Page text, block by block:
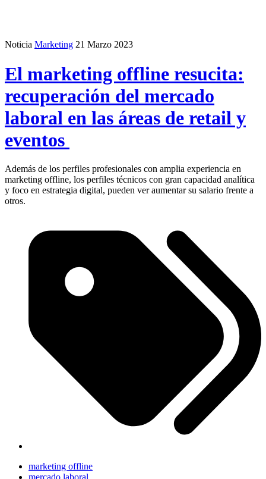
Noticia Marketing 21 Marzo 2023
El marketing offline resucita:
recuperación del mercado
laboral en las áreas de retail y
eventos
Además de los perfiles profesionales con amplia experiencia en
marketing offline, los perfiles técnicos con gran capacidad analítica
y foco en estrategia digital, pueden ver aumentar su salario frente a
otros.
marketing offline
mercado laboral